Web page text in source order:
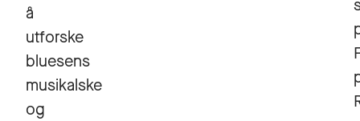
å
utforske
bluesens
musikalske
og